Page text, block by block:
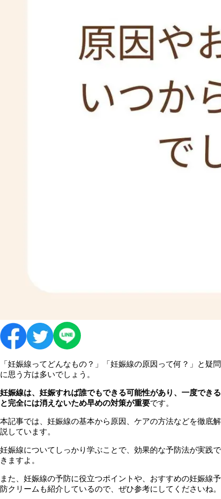
「妊娠線ってどんなもの？」「妊娠線の原因って何？」と疑問
に思う方は多いでしょう。
妊娠線は、妊娠すれば誰でもできる可能性があり、一度できる
と完全には消えないため早めの対策が重要です。
本記事では、妊娠線の基本から原因、ケアの方法などを徹底解
説しています。
妊娠線についてしっかり学ぶことで、効果的な予防法が実践で
きますよ。
また、妊娠線の予防に役立つポイントや、おすすめの妊娠線予
防クリームも紹介しているので、ぜひ参考にしてくださいね。